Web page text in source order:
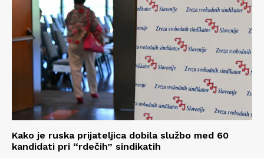
Kako je ruska prijateljica dobila službo med 60
kandidati pri “rdečih” sindikatih